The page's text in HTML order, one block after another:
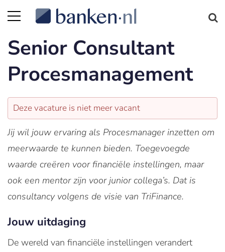
Senior Consultant
Procesmanagement
Deze vacature is niet meer vacant
Jij wil jouw ervaring als Procesmanager inzetten om
meerwaarde te kunnen bieden. Toegevoegde
waarde creëren voor financiële instellingen, maar
ook een mentor zijn voor junior collega’s. Dat is
consultancy volgens de visie van TriFinance.
Jouw uitdaging
De wereld van financiële instellingen verandert